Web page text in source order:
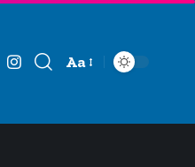
Font
Aa